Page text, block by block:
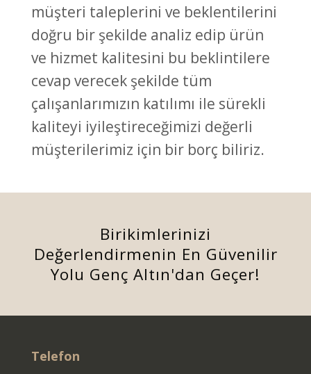
müşteri taleplerini ve beklentilerini
doğru bir şekilde analiz edip ürün
ve hizmet kalitesini bu beklintilere
cevap verecek şekilde tüm
çalışanlarımızın katılımı ile sürekli
kaliteyi iyileştireceğimizi değerli
müşterilerimiz için bir borç biliriz.
Birikimlerinizi
Değerlendirmenin En Güvenilir
Yolu Genç Altın'dan Geçer!
Telefon